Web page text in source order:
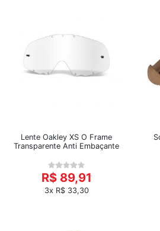
Lente Oakley XS O Frame
Transparente Anti Embaçante
R$ 89,91
3x R$ 33,30